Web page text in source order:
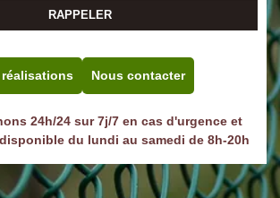
réalisations Nous contacter
24h/24 sur 7j/7 en cas d'urgence et
du lundi au samedi de 8h-20h